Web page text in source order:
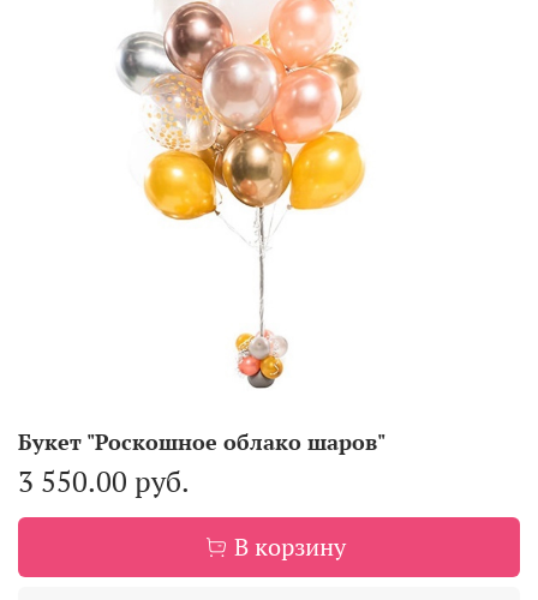
Букет "Роскошное облако шаров"
3 550.00 руб.
В корзину